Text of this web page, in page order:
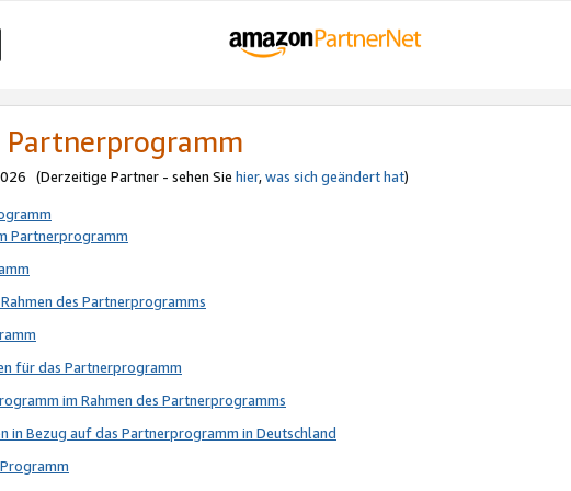
(Derzeitige Partner - sehen Sie hier,was sich geändert hat)
Partnerprogramm
des Partnerprogramms
für das Partnerprogramm
im Rahmen des Partnerprogramms
in Bezug auf das Partnerprogramm in Deutschland